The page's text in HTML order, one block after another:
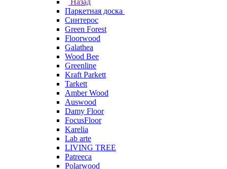
Назад
Паркетная доска
Синтерос
Green Forest
Floorwood
Galathea
Wood Bee
Greenline
Kraft Parkett
Tarkett
Amber Wood
Auswood
Damy Floor
FocusFloor
Karelia
Lab arte
LIVING TREE
Patreeca
Polarwood